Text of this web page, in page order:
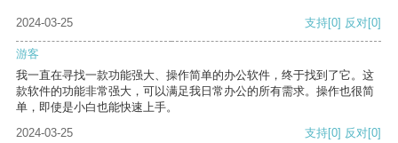
2024-03-25 支持[0] 反对[0]
游客
我一直在寻找一款功能强大、操作简单的办公软件，终于找到了它。这
款软件的功能非常强大，可以满足我日常办公的所有需求。操作也很简
单，即使是小白也能快速上手。
2024-03-25
支持[0] 反对[0]